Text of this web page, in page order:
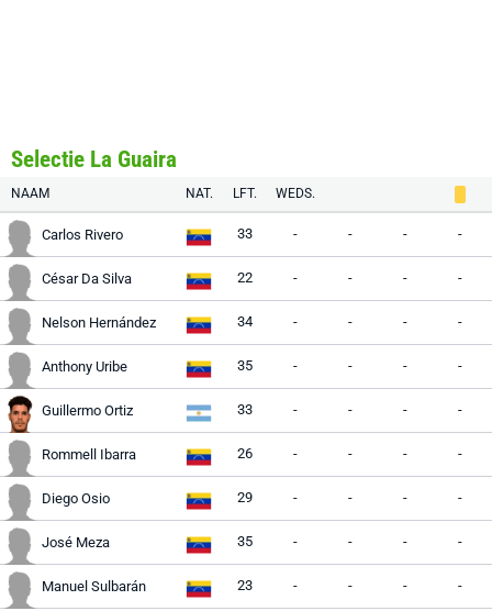
Selectie La Guaira
NAAM NAT. LFT. WEDS.
Carlos Rivero 33 - - - -
César Da Silva 22 - - - -
Nelson Hernández 34 - - - -
Anthony Uribe 35 - - - -
Guillermo Ortiz 33 - - - -
Rommell Ibarra 26 - - - -
Diego Osio 29 - - - -
José Meza 35 - - - -
Manuel Sulbarán 23 - - - -